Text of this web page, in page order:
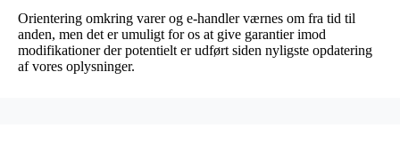
Orientering omkring varer og e-handler værnes om fra tid til
anden, men det er umuligt for os at give garantier imod
modifikationer der potentielt er udført siden nyligste opdatering
af vores oplysninger.